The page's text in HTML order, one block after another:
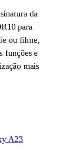
da
para
ou filme,
funções e
mais
A23